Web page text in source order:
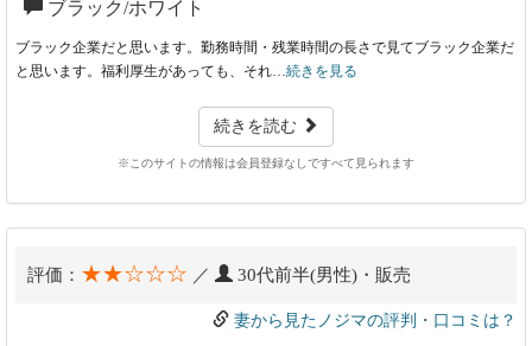
ブラック/ホワイト
ブラック企業だと思います。勤務時間・残業時間の長さで見てブラック企業だ
と思います。福利厚生があっても、それ…続きを見る
続きを読む
※このサイトの情報は会員登録なしですべて見られます
評価： ★★☆☆☆ ／ 30代前半(男性)・販売
妻から見たノジマの評判・口コミは？